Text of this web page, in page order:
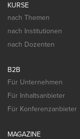
KURSE
nach Themen
nach Institutionen
nach Dozenten
B2B
Für Unternehmen
Für Inhaltsanbieter
Für Konferenzanbieter
MAGAZINE